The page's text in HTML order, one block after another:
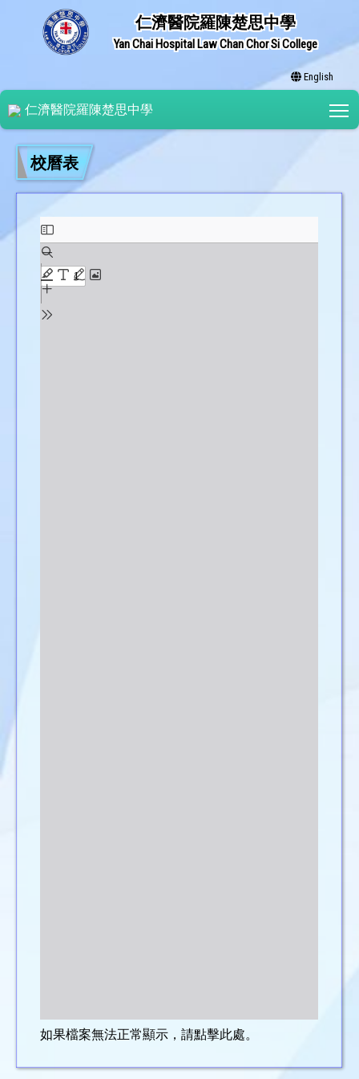
仁濟醫院羅陳楚思中學
Yan Chai Hospital Law Chan Chor Si College
English
仁濟醫院羅陳楚思中學
校曆表
如果檔案無法正常顯示，請點擊此處。